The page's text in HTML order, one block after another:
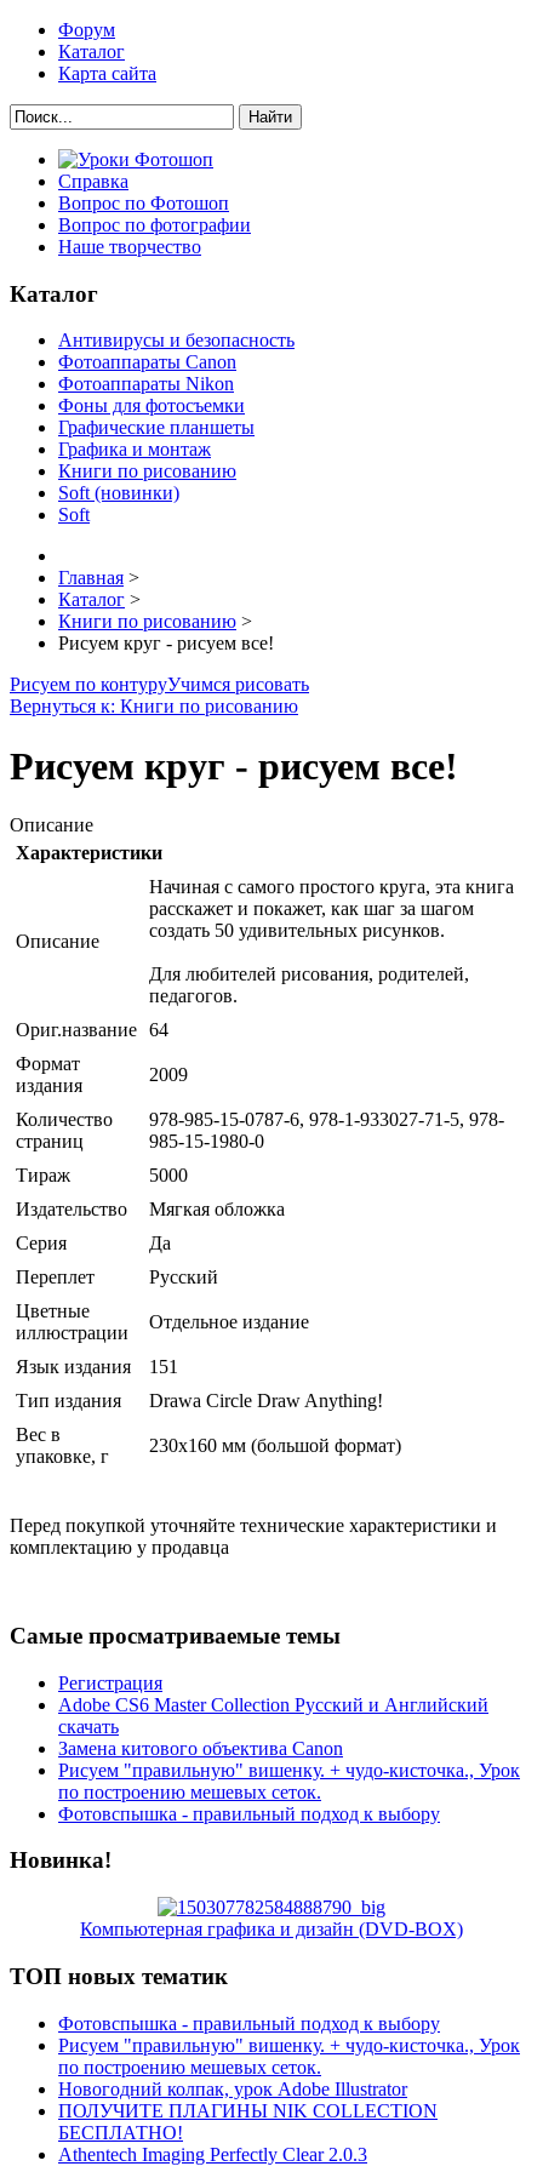
Форум
Каталог
Карта сайта
Найти
Справка
Вопрос по Фотошоп
Вопрос по фотографии
Наше творчество
Каталог
Антивирусы и безопасность
Фотоаппараты Canon
Фотоаппараты Nikon
Фоны для фотосъемки
Графические планшеты
Графика и монтаж
Книги по рисованию
Soft (новинки)
Soft
Главная >
Каталог >
Книги по рисованию >
Рисуем круг - рисуем все!
Рисуем по контуруУчимся рисовать
Вернуться к: Книги по рисованию
Рисуем круг - рисуем все!
Описание
Характеристики
Описание
Начиная с самого простого круга, эта книга
расскажет и покажет, как шаг за шагом
создать 50 удивительных рисунков.
Для любителей рисования, родителей,
педагогов.
Ориг.название 64
Формат
издания
2009
Количество
страниц
978-985-15-0787-6, 978-1-933027-71-5, 978-
985-15-1980-0
Тираж
5000
Издательство
Мягкая обложка
Серия
Да
Переплет
Русский
Цветные
иллюстрации
Отдельное издание
Язык издания
151
Тип издания
Drawa Circle Draw Anything!
Вес в
упаковке, г
230x160 мм (большой формат)
Перед покупкой уточняйте технические характеристики и
комплектацию у продавца
Самые просматриваемые темы
Регистрация
Adobe CS6 Master Collection Русский и Английский
скачать
Замена китового объектива Canon
Рисуем "правильную" вишенку. + чудо-кисточка., Урок
по построению мешевых сеток.
Фотовспышка - правильный подход к выбору
Новинка!
Компьютерная графика и дизайн (DVD-BOX)
ТОП новых тематик
Фотовспышка - правильный подход к выбору
Рисуем "правильную" вишенку. + чудо-кисточка., Урок
по построению мешевых сеток.
Новогодний колпак, урок Adobe Illustrator
ПОЛУЧИТЕ ПЛАГИНЫ NIK COLLECTION
БЕСПЛАТНО!
Athentech Imaging Perfectly Clear 2.0.3